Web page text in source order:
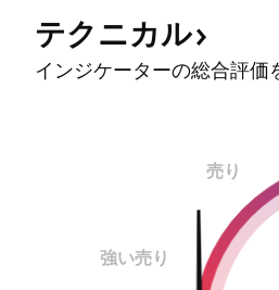
テクニカル
インジケーターの総合評価
売り
強い売り